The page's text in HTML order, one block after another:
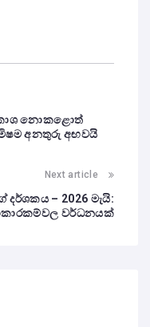
නොකළොත්
අනතුරු අඟවයි
Next article
– 2026 මැයි:
වර්ධනයක්